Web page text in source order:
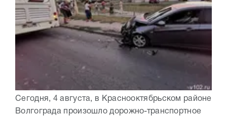
Сегодня, 4 августа, в Краснооктябрьском районе
Волгограда произошло дорожно-транспортное